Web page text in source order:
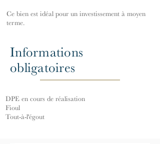
Ce bien est idéal pour un investissement à moyen
terme.
Informations
obligatoires
DPE en cours de réalisation
Fioul
Tout-à-l'égout